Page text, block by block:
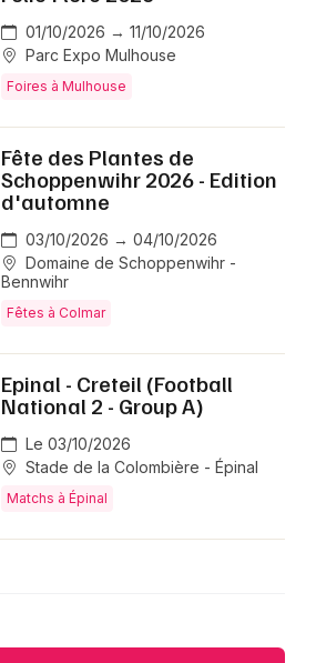
01/10/2026 → 11/10/2026
Parc Expo Mulhouse
Foires à Mulhouse
Fête des Plantes de
Schoppenwihr 2026 - Edition
d'automne
03/10/2026 → 04/10/2026
Domaine de Schoppenwihr -
Bennwihr
Fêtes à Colmar
Epinal - Creteil (Football
National 2 - Group A)
Le 03/10/2026
Stade de la Colombière - Épinal
Matchs à Épinal